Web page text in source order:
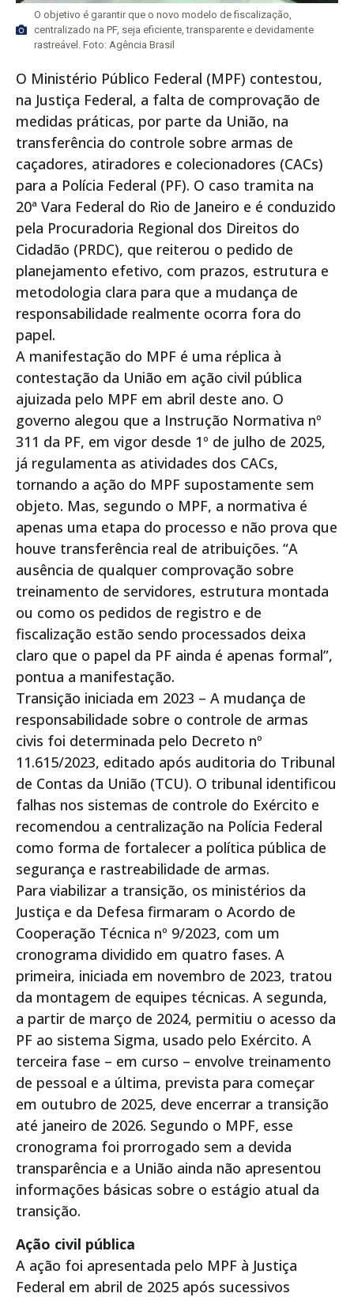
O objetivo é garantir que o novo modelo de fiscalização,
centralizado na PF, seja eficiente, transparente e devidamente
rastreável. Foto: Agência Brasil
O Ministério Público Federal (MPF) contestou,
na Justiça Federal, a falta de comprovação de
medidas práticas, por parte da União, na
transferência do controle sobre armas de
caçadores, atiradores e colecionadores (CACs)
para a Polícia Federal (PF). O caso tramita na
20ª Vara Federal do Rio de Janeiro e é conduzido
pela Procuradoria Regional dos Direitos do
Cidadão (PRDC), que reiterou o pedido de
planejamento efetivo, com prazos, estrutura e
metodologia clara para que a mudança de
responsabilidade realmente ocorra fora do
papel.
A manifestação do MPF é uma réplica à
contestação da União em ação civil pública
ajuizada pelo MPF em abril deste ano. O
governo alegou que a Instrução Normativa nº
311 da PF, em vigor desde 1º de julho de 2025,
já regulamenta as atividades dos CACs,
tornando a ação do MPF supostamente sem
objeto. Mas, segundo o MPF, a normativa é
apenas uma etapa do processo e não prova que
houve transferência real de atribuições. “A
ausência de qualquer comprovação sobre
treinamento de servidores, estrutura montada
ou como os pedidos de registro e de
fiscalização estão sendo processados deixa
claro que o papel da PF ainda é apenas formal”,
pontua a manifestação.
Transição iniciada em 2023 – A mudança de
responsabilidade sobre o controle de armas
civis foi determinada pelo Decreto nº
11.615/2023, editado após auditoria do Tribunal
de Contas da União (TCU). O tribunal identificou
falhas nos sistemas de controle do Exército e
recomendou a centralização na Polícia Federal
como forma de fortalecer a política pública de
segurança e rastreabilidade de armas.
Para viabilizar a transição, os ministérios da
Justiça e da Defesa firmaram o Acordo de
Cooperação Técnica nº 9/2023, com um
cronograma dividido em quatro fases. A
primeira, iniciada em novembro de 2023, tratou
da montagem de equipes técnicas. A segunda,
a partir de março de 2024, permitiu o acesso da
PF ao sistema Sigma, usado pelo Exército. A
terceira fase – em curso – envolve treinamento
de pessoal e a última, prevista para começar
em outubro de 2025, deve encerrar a transição
até janeiro de 2026. Segundo o MPF, esse
cronograma foi prorrogado sem a devida
transparência e a União ainda não apresentou
informações básicas sobre o estágio atual da
transição.
Ação civil pública
A ação foi apresentada pelo MPF à Justiça
Federal em abril de 2025 após sucessivos